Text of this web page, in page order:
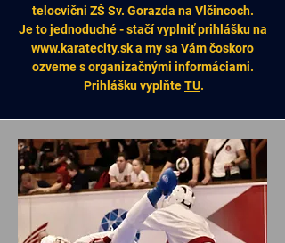
telocvični ZŠ Sv. Gorazda na Vlčincoch.
Je to jednoduché - stačí vyplniť prihlášku na
www.karatecity.ska my sa Vám čoskoro
ozveme s organizačnými informáciami.
Prihlášku vyplňteTU.